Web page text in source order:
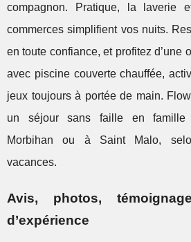
compagnon. Pratique, la laverie
commerces simplifient vos nuits.
en toute confiance, et profitez d’une
avec piscine couverte chauffée,
jeux toujours à portée de main.
un séjour sans faille en famille
Morbihan ou à Saint Malo,
vacances.
Avis, photos,
d’expérience